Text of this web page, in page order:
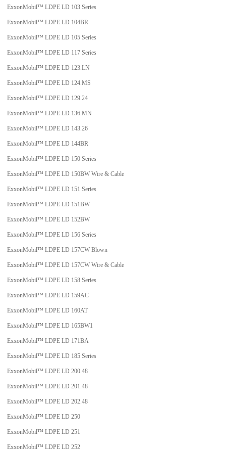
ExxonMobil™ LDPE LD 103 Series
ExxonMobil™ LDPE LD 104BR
ExxonMobil™ LDPE LD 105 Series
ExxonMobil™ LDPE LD 117 Series
ExxonMobil™ LDPE LD 123.LN
ExxonMobil™ LDPE LD 124.MS
ExxonMobil™ LDPE LD 129.24
ExxonMobil™ LDPE LD 136.MN
ExxonMobil™ LDPE LD 143.26
ExxonMobil™ LDPE LD 144BR
ExxonMobil™ LDPE LD 150 Series
ExxonMobil™ LDPE LD 150BW Wire & Cable
ExxonMobil™ LDPE LD 151 Series
ExxonMobil™ LDPE LD 151BW
ExxonMobil™ LDPE LD 152BW
ExxonMobil™ LDPE LD 156 Series
ExxonMobil™ LDPE LD 157CW Blown
ExxonMobil™ LDPE LD 157CW Wire & Cable
ExxonMobil™ LDPE LD 158 Series
ExxonMobil™ LDPE LD 159AC
ExxonMobil™ LDPE LD 160AT
ExxonMobil™ LDPE LD 165BW1
ExxonMobil™ LDPE LD 171BA
ExxonMobil™ LDPE LD 185 Series
ExxonMobil™ LDPE LD 200.48
ExxonMobil™ LDPE LD 201.48
ExxonMobil™ LDPE LD 202.48
ExxonMobil™ LDPE LD 250
ExxonMobil™ LDPE LD 251
ExxonMobil™ LDPE LD 252